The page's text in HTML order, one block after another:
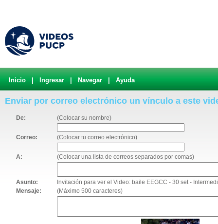
Inicio Ingresar Navegar Ayuda
Enviar por correo electrónico un vínculo a este
De: (Colocar su nombre)
Correo: (Colocar tu correo electrónico)
A: (Colocar una lista de correos separados por comas)
Asunto:
Invitación para ver el Video: baile EEGCC - 30 set -
Mensaje:
(Máximo 500 caracteres)